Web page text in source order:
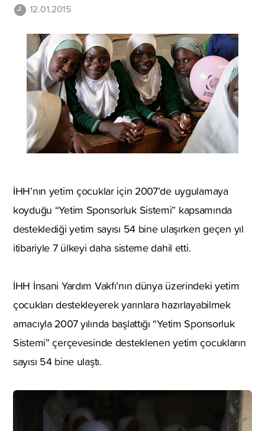
12.01.2015
İHH’nın yetim çocuklar için 2007’de uygulamaya
koyduğu “Yetim Sponsorluk Sistemi” kapsamında
desteklediği yetim sayısı 54 bine ulaşırken geçen yıl
itibariyle 7 ülkeyi daha sisteme dahil etti.
İHH İnsani Yardım Vakfı’nın dünya üzerindeki yetim
çocukları destekleyerek yarınlara hazırlayabilmek
amacıyla 2007 yılında başlattığı “Yetim Sponsorluk
Sistemi” çerçevesinde desteklenen yetim çocukların
sayısı 54 bine ulaştı.